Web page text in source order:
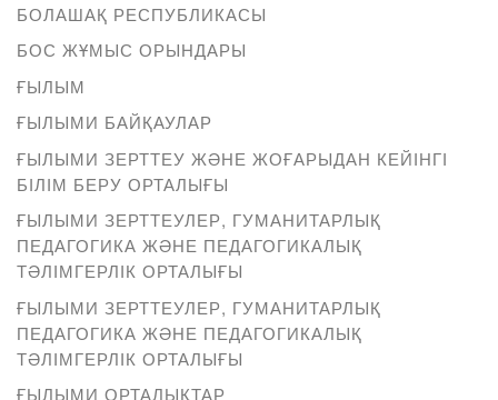
БОЛАШАҚ РЕСПУБЛИКАСЫ
БОС ЖҰМЫС ОРЫНДАРЫ
ҒЫЛЫМ
ҒЫЛЫМИ БАЙҚАУЛАР
ҒЫЛЫМИ ЗЕРТТЕУ ЖӘНЕ ЖОҒАРЫДАН КЕЙІНГІ
БІЛІМ БЕРУ ОРТАЛЫҒЫ
ҒЫЛЫМИ ЗЕРТТЕУЛЕР, ГУМАНИТАРЛЫҚ
ПЕДАГОГИКА ЖӘНЕ ПЕДАГОГИКАЛЫҚ
ТӘЛІМГЕРЛІК ОРТАЛЫҒЫ
ҒЫЛЫМИ ЗЕРТТЕУЛЕР, ГУМАНИТАРЛЫҚ
ПЕДАГОГИКА ЖӘНЕ ПЕДАГОГИКАЛЫҚ
ТӘЛІМГЕРЛІК ОРТАЛЫҒЫ
ҒЫЛЫМИ ОРТАЛЫҚТАР